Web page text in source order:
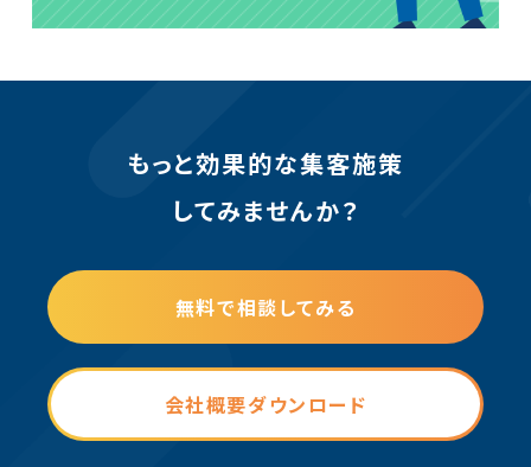
もっと効果的な集客施策
してみませんか？
無料で相談してみる
会社概要ダウンロード